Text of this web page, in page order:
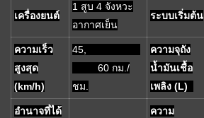
เครื่องยนต์
1 สูบ 4 จังหวะ
อากาศเย็น
ระบบเริ่มต้น
ความเร็ว
สูงสุด
(km/h)
45,
60 กม./
ชม.
ความจุถัง
น้ำมันเชื้อ
เพลิง (L)
อำนาจที่ได้
ความ